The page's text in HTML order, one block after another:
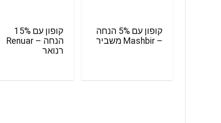
קופון עם 5% הנחה
– Mashbir משביר
קופון עם 15%
הנחה – Renuar
רנואר